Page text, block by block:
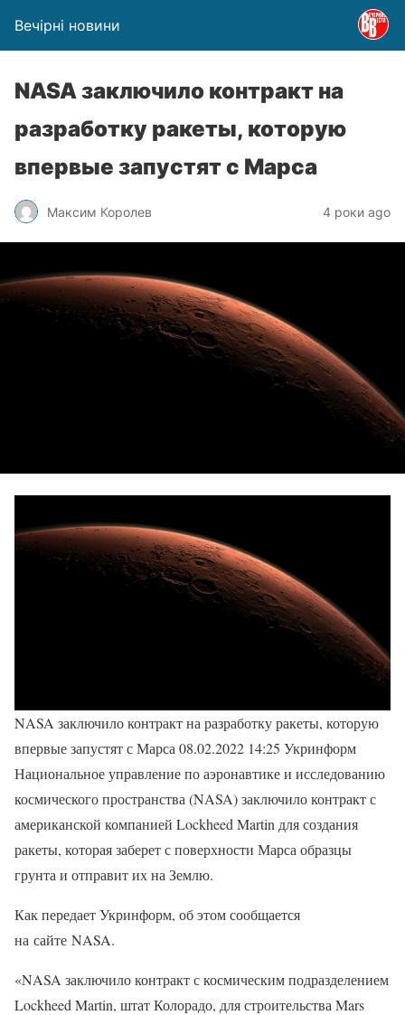
Вечірні новини
NASA заключило контракт на
разработку ракеты, которую
впервые запустят с Марса
Максим Королев 4 роки ago
NASA заключило контракт на разработку ракеты, которую
впервые запустят с Марса 08.02.2022 14:25 Укринформ
Национальное управление по аэронавтике и исследованию
космического пространства (NASA) заключило контракт с
американской компанией Lockheed Martin для создания
ракеты, которая заберет с поверхности Марса образцы
грунта и отправит их на Землю.
Как передает Укринформ, об этом сообщается
на сайте NASA.
«NASA заключило контракт с космическим подразделением
Lockheed Martin, штат Колорадо, для строительства Mars